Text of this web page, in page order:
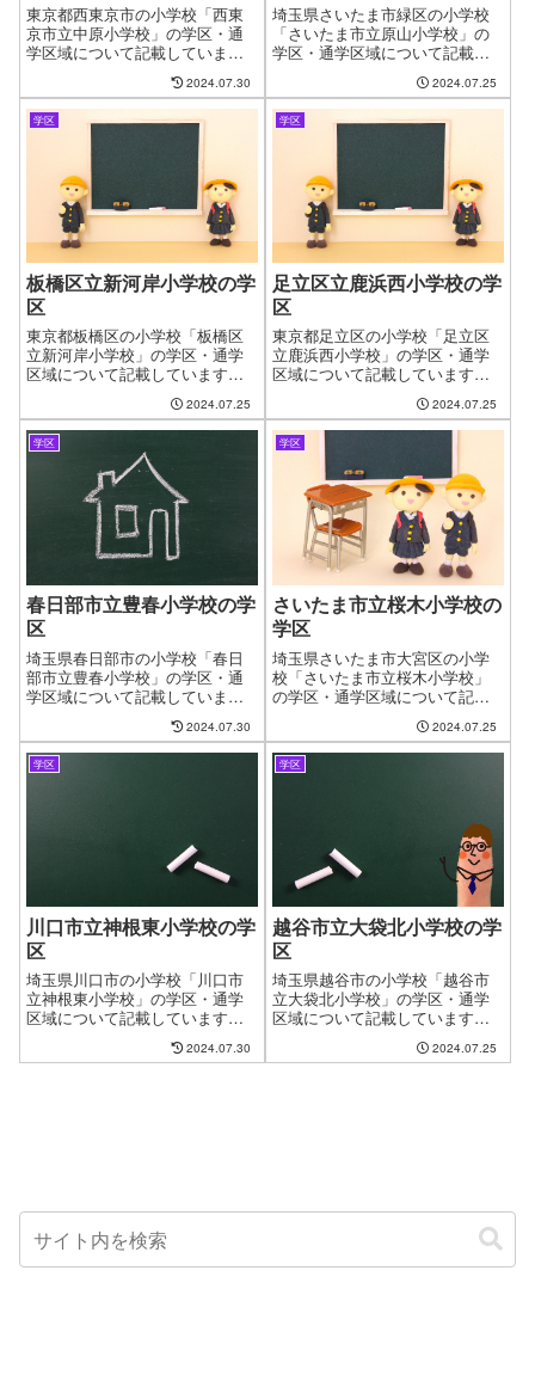
東京都西東京市の小学校「西東
京市立中原小学校」の学区・通
学区域について記載していま
す。新しい住まいを探す時に良
くある問題として、お子様の通
う学校の問題があります。やっ
と見つけたお気に入りの物件も
学校が変わってしまうからと断
念するケースがございます。フ
ァインドゼロではお客様が簡単
に、学区・通学区域を指定して
物件探しができるように学区に
ついてのページを作成していま
す。
2024.07.30
埼玉県さいたま市緑区の小学校
「さいたま市立原山小学校」の
学区・通学区域について記載し
時に良くある問題として、お子
様の通う学校の問題がありま
す。やっと見つけたお気に入り
の物件も学校が変わってしまう
からと断念するケースもござい
ます。ファインドゼロではお客
様が簡単に、学区・通学区域を
指定して物件探しができるよう
にページを作成しました。
2024.07.25
学区
板橋区立新河岸小学校の学
区
東京都板橋区の小学校「板橋区
立新河岸小学校」の学区・通学
区域について記載しています。
新しい住まいを探す時に良くあ
る問題として、お子様の通う学
校の問題があります。やっと見
つけたお気に入りの物件も学校
が変わってしまうからと断念す
るケースがございます。ファイ
ンドゼロではお客様が簡単に、
学区・通学区域を指定して物件
探しができるように学区につい
てのページを作成しています。
2024.07.25
学区
足立区立鹿浜西小学校の学
区
東京都足立区の小学校「足立区
立鹿浜西小学校」の学区・通学
区域について記載しています。
新しい住まいを探す時に良くあ
る問題として、お子様の通う学
校の問題があります。やっと見
つけたお気に入りの物件も学校
が変わってしまうからと断念す
るケースがございます。ファイ
ンドゼロではお客様が簡単に、
学区・通学区域を指定して物件
探しができるように学区につい
てのページを作成しています。
2024.07.25
学区
春日部市立豊春小学校の学
区
埼玉県春日部市の小学校「春日
部市立豊春小学校」の学区・通
学区域について記載していま
くある問題として、お子様の通
う学校の問題があります。やっ
と見つけたお気に入りの物件も
に、学区・通学区域を指定して
物件探しができるようにページ
2024.07.30
学区
さいたま市立桜木小学校の
学区
埼玉県さいたま市大宮区の小学
校「さいたま市立桜木小学校」
の学区・通学区域について記載
す時に良くある問題として、お
子様の通う学校の問題がありま
す。やっと見つけたお気に入り
ます。ファインドゼロではお客
様が簡単に、学区・通学区域を
指定して物件探しができるよう
にページを作成しました。
2024.07.25
学区
川口市立神根東小学校の学
区
埼玉県川口市の小学校「川口市
立神根東小学校」の学区・通学
区域について記載しています。
新しい住まいを探す時に良くあ
る問題として、お子様の通う学
成しました。
2024.07.30
学区
越谷市立大袋北小学校の学
区
埼玉県越谷市の小学校「越谷市
立大袋北小学校」の学区・通学
区域について記載しています。
新しい住まいを探す時に良くあ
る問題として、お子様の通う学
成しました。
2024.07.25